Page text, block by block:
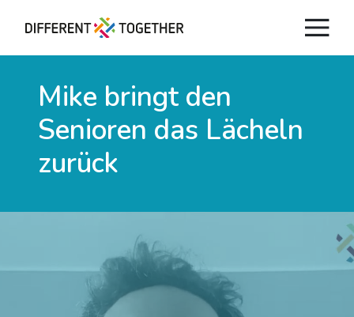
Videos
Mike bringt den
Senioren das Lächeln
zurück